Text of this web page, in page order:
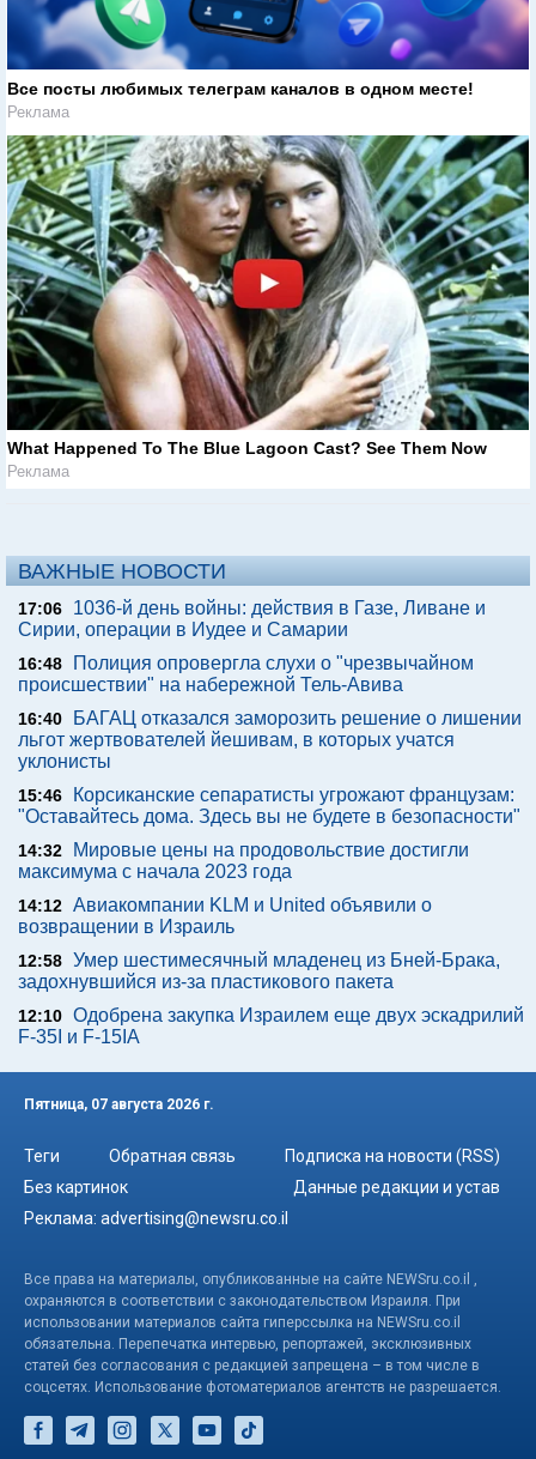
Все посты любимых телеграм каналов в одном месте!
Реклама
What Happened To The Blue Lagoon Cast? See Them Now
Реклама
ВАЖНЫЕ НОВОСТИ
17:06
1036-й день войны: действия в Газе, Ливане и
Сирии, операции в Иудее и Самарии
16:48
Полиция опровергла слухи о "чрезвычайном
происшествии" на набережной Тель-Авива
16:40
БАГАЦ отказался заморозить решение о лишении
льгот жертвователей йешивам, в которых учатся
уклонисты
15:46
Корсиканские сепаратисты угрожают французам:
"Оставайтесь дома. Здесь вы не будете в безопасности"
14:32
Мировые цены на продовольствие достигли
максимума с начала 2023 года
14:12 Авиакомпании KLM и United объявили о
возвращении в Израиль
12:58 Умер шестимесячный младенец из Бней-Брака,
задохнувшийся из-за пластикового пакета
12:10 Одобрена закупка Израилем еще двух эскадрилий
F-35I и F-15IA
Пятница, 07 августа 2026 г.
Теги Обратная связь
Подписка на новости (RSS)
Без картинок
Данные редакции и устав
Реклама: advertising@newsru.co.il
Все права на материалы, опубликованные на сайте NEWSru.co.il ,
охраняются в соответствии с законодательством Израиля. При
использовании материалов сайта гиперссылка на NEWSru.co.il
обязательна. Перепечатка интервью, репортажей, эксклюзивных
статей без согласования с редакцией запрещена – в том числе в
соцсетях. Использование фотоматериалов агентств не разрешается.